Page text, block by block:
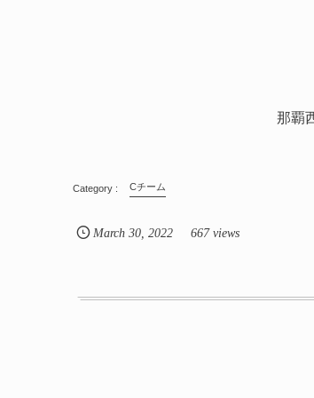
那覇
Cチーム
March 30 ,2022 667 views